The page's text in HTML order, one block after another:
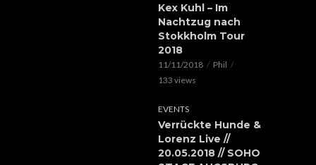
Kex Kuhl – Im
Nachtzug nach
Stokkholm Tour
2018
11/11/2018
Phil
133 views
EVENTS
Verrückte Hunde &
Lorenz Live //
20.05.2018 // SOHO